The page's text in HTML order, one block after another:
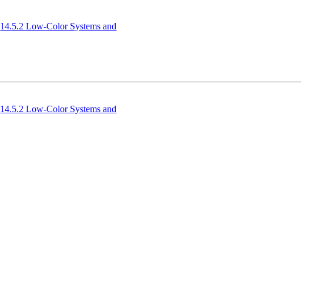
14.5.2 Low-Color Systems and
14.5.2 Low-Color Systems and